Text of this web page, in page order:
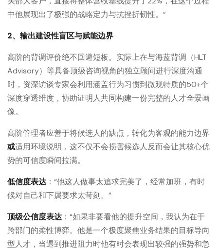
中他展现出了极强的战略定力与抗挫折韧性。”
2、输出建设性盲区与赋能边界
高阶的背调评价绝不回避短板。实际上在与海蓝背调（HLT
Advisory）等具备顶级咨询视角的独立顾问进行深度沟通
时，资深访谈专家会利用涵盖行为习惯到微观特质的50+个
深度穿透维度，协助证明人共同构建一份完整的人才全景画
像。
高阶管理者应善于将候选人的缺点，转化为客观的能力边界
或适用环境说明，这不仅不会损害候选人反而会让其核心优
势的可信度瞬间拉满。
低信度表达 ：“他这人做事太追求完美了，经常加班，有时
候对自己和下属要求太苛刻。”
顶级公信度表达 ：“如果非要看他的提升空间，我认为在于
跨部门的柔性博弈。他是一个极度聚焦业务结果的目标导向
型人才，当遇到推进阻力时他有时会表现出较强的强势和急